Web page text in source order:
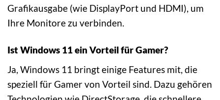
Grafikausgabe (wie DisplayPort und HDMI), um
Ihre Monitore zu verbinden.
Ist Windows 11 ein Vorteil für Gamer?
Ja, Windows 11 bringt einige Features mit, die
speziell für Gamer von Vorteil sind. Dazu gehören